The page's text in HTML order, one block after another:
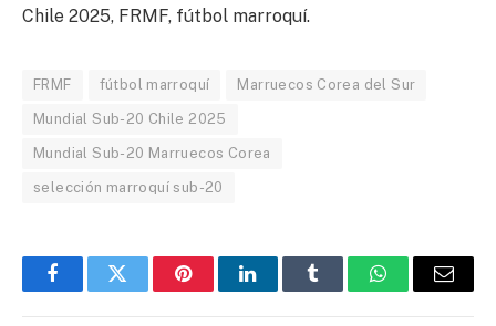
Chile 2025, FRMF, fútbol marroquí.
FRMF fútbol marroquí Marruecos Corea del Sur
Mundial Sub-20 Chile 2025
Mundial Sub-20 Marruecos Corea
selección marroquí sub-20
FacebookTwitter PinterestLinkedInTumblr WhatsAppEmail